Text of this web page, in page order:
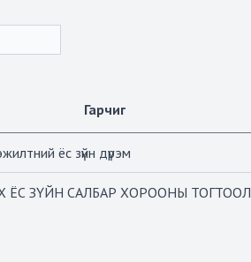
Гарчиг
ёс зүйн дүрэм
ЁС ЗҮЙН САЛБАР ХОРООНЫ ТОГТООЛ